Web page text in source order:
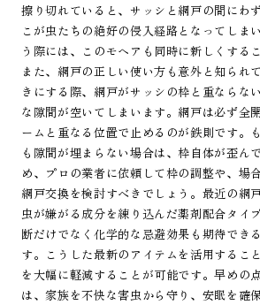
擦り切れていると、サッシと網戸の間にわ
こが虫たちの絶好の侵入経路となってしま
う際には、このモヘアも同時に新しくする
また、網戸の正しい使い方も意外と知られ
きにする際、網戸がサッシの枠と重ならな
な隙間が空いてしまいます。網戸は必ず全
ームと重なる位置で止めるのが鉄則です。
も隙間が埋まらない場合は、枠自体が歪ん
め、プロの業者に依頼して枠の調整や、場
網戸交換を検討すべきでしょう。最近の網
虫が嫌がる成分を練り込んだ薬剤配合タイ
断だけでなく化学的な忌避効果も期待でき
す。こうした最新のアイテムを活用するこ
を大幅に軽減することが可能です。早めの
は、家族を不快な害虫から守り、安眠を確